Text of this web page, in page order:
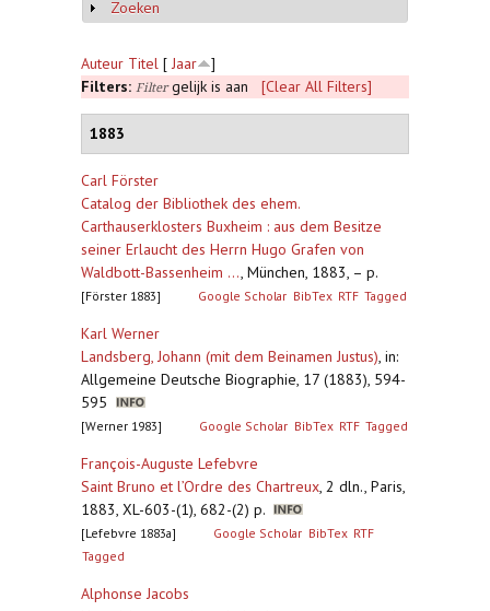
Weergeven
Zoeken
Auteur Titel [ Jaar
]
Filters: Filtergelijk is aan [Clear All Filters]
1883
Carl Förster
Catalog der Bibliothek des ehem.
Carthauserklosters Buxheim : aus dem Besitze
seiner Erlaucht des Herrn Hugo Grafen von
Waldbott-Bassenheim ..., München, 1883, – p.
[Förster 1883] Google Scholar BibTex RTF Tagged
Karl Werner
Landsberg, Johann (mit dem Beinamen Justus), in:
Allgemeine Deutsche Biographie, 17 (1883), 594-
595
[Werner 1983] Google Scholar BibTex RTF Tagged
François-Auguste Lefebvre
Saint Bruno et l’Ordre des Chartreux, 2 dln., Paris,
1883, XL-603-(1), 682-(2) p.
[Lefebvre 1883a] Google Scholar BibTex RTF
Tagged
Alphonse Jacobs